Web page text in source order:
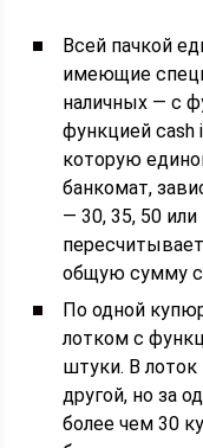
Всей пачкой
имеющие
наличных — с
функцией cash
которую
банкомат,
— 30, 35, 50
общую сумму
По одной
лотком с
штуки. В лоток
другой, но за
более чем 30